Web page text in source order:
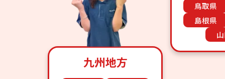
鳥取県
島根県
九州地方